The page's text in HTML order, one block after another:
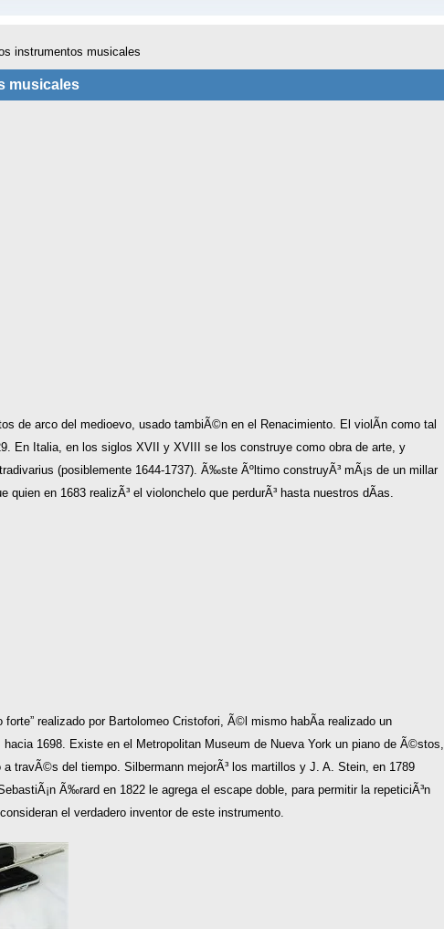
instrumentos musicales
musicales
de arco del medioevo, usado tambiÃ©n en el Renacimiento. El violÃ­n como tal
En Italia, en los siglos XVII y XVIII se los construye como obra de arte, y
(posiblemente 1644-1737). Ã‰ste Ãºltimo construyÃ³ mÃ¡s de un millar
en 1683 realizÃ³ el violonchelo que perdurÃ³ hasta nuestros dÃ­as.
forte” realizado por Bartolomeo Cristofori, Ã©l mismo habÃ­a realizado un
1698. Existe en el Metropolitan Museum de Nueva York un piano de Ã©stos,
a travÃ©s del tiempo. Silbermann mejorÃ³ los martillos y J. A. Stein, en 1789
Ã‰rard en 1822 le agrega el escape doble, para permitir la repeticiÃ³n
el verdadero inventor de este instrumento.